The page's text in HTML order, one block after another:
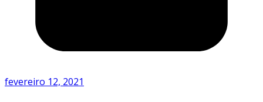
fevereiro 12, 2021